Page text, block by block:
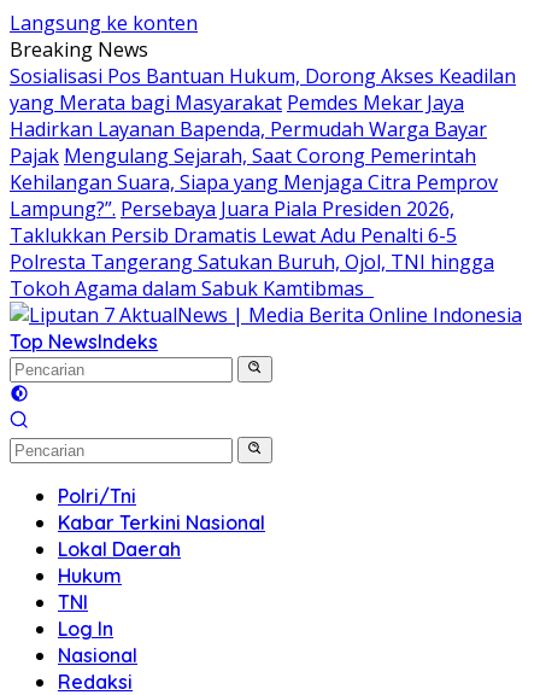
Langsung ke konten
Breaking News
Sosialisasi Pos Bantuan Hukum, Dorong Akses Keadilan
yang Merata bagi Masyarakat Pemdes Mekar Jaya
Hadirkan Layanan Bapenda, Permudah Warga Bayar
Pajak Mengulang Sejarah, Saat Corong Pemerintah
Kehilangan Suara, Siapa yang Menjaga Citra Pemprov
Lampung?”. Persebaya Juara Piala Presiden 2026,
Taklukkan Persib Dramatis Lewat Adu Penalti 6-5
Polresta Tangerang Satukan Buruh, Ojol, TNI hingga
Tokoh Agama dalam Sabuk Kamtibmas
Top NewsIndeks
Polri/Tni
Kabar Terkini Nasional
Lokal Daerah
Hukum
TNI
Log In
Nasional
Redaksi